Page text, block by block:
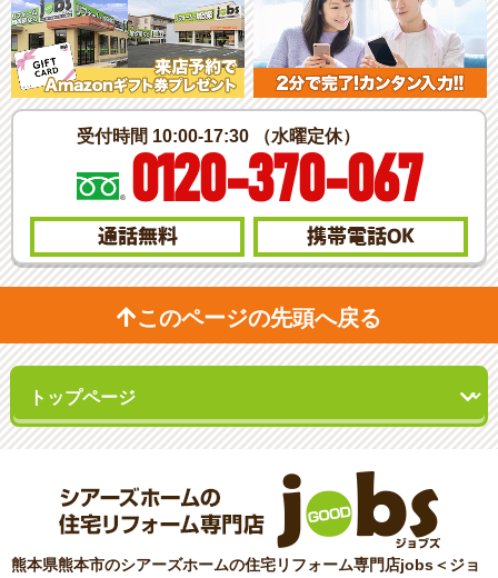
受付時間 10:00-17:30 （水曜定休）
0120-370-067
通話無料 携帯電話OK
このページの先頭へ戻る
熊本県熊本市のシアーズホームの住宅リフォーム専門店jobs＜ジョ